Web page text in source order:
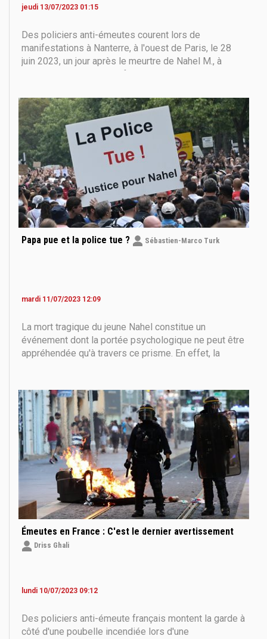
jeudi 13/07/2023 01:15
Des policiers anti-émeutes courent lors de
manifestations à Nanterre, à l'ouest de Paris, le 28
juin 2023, un jour après le meurtre de Nahel M., à
Nanterre par un coup de feu d'un policier à la suite
anti-émeute ont été appelés pour empêcher des
affrontements
Papa pue et la police tue ? Sébastien-Marco Turk
mardi 11/07/2023 12:09
La mort tragique du jeune Nahel constitue un
événement dont la portée psychologique ne peut être
appréhendée qu'à travers ce prisme. En effet, la
d'une arme à feu. C'est une réalité que nous ne
connaissons
Émeutes en France : C'est le dernier avertissement
Driss Ghali
lundi 10/07/2023 09:12
Des policiers anti-émeute français montent la garde à
côté d'une poubelle incendiée lors d'une